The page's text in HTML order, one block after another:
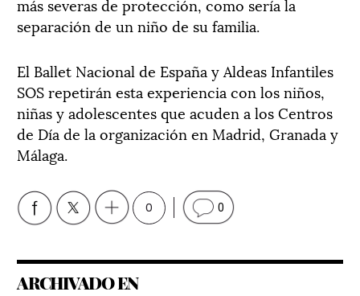
separación de un niño de su familia.
El Ballet Nacional de España y Aldeas Infantiles
SOS repetirán esta experiencia con los niños,
niñas y adolescentes que acuden a los Centros
de Día de la organización en Madrid, Granada y
Málaga.
0 0
ARCHIVADO EN